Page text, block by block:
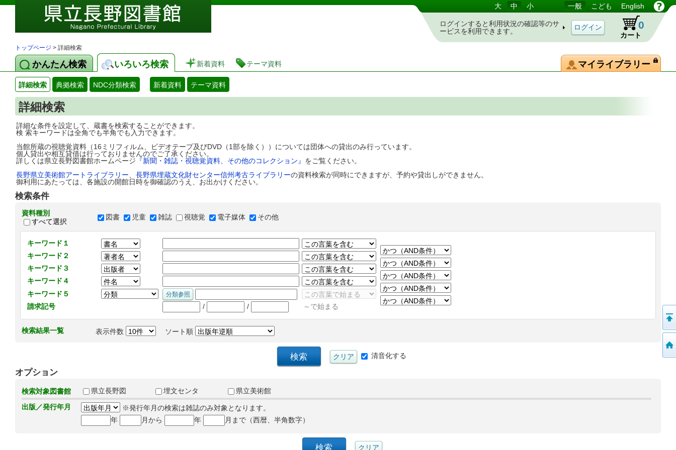
図書館 蔵書検索・予約システム 大 中 小 一般 こども English
ログインすると利用状況の確認等のサ
ービスを利用できます。
カート
0
トップページ > 詳細検索
かんたん検索 いろいろ検索 新着資料 テーマ資料 マイライブラリー
詳細検索 典拠検索 NDC分類検索 新着資料 テーマ資料
詳細検索
詳細な条件を設定して、蔵書を検索することができます。
検 索キーワードは全角でも半角でも入力できます。
当館所蔵の視聴覚資料（16ミリフィルム、ビデオテープ及びDVD（1部を除く））については団体への貸出のみ行っています。
個人貸出や相互貸借は行っておりませんのでご了承ください。
詳しくは県立長野図書館ホームページ 『新聞・雑誌・視聴覚資料、その他のコレクション』 をご覧ください。
長野県立美術館アートライブラリー
長野県埋蔵文化財センター信州考古ライブラリーの資料検索が同時にできますが、予約や貸出しができません。
御利用にあたっては、各施設の開館日時を御確認のうえ、お出かけください。
検索条件
資料種別
すべて選択
図書 児童 雑誌 視聴覚 電子媒体 その他
キーワード１
キーワード２
キーワード３
キーワード４
キーワード５
請求記号
/ / ～で始まる
検索結果一覧 表示件数 ソート順
清音化する
オプション
検索対象図書館 県立長野図 埋文センタ
県立美術館
出版／発行年月
※発行年月の検索は雑誌のみ対象となります。
年
月から 年 月まで（西暦、半角数字）